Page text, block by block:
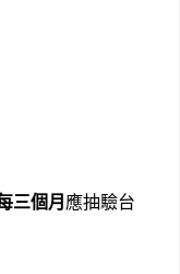
三個月應抽驗台